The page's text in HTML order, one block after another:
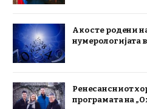
Ако сте родени
нумерологијата
Ренесансниот
програмата на